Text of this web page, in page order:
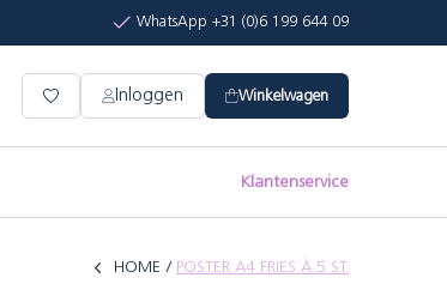
WhatsApp +31 (0)6 199 644 09
Inloggen Winkelwagen
Klantenservice
HOME POSTER A4 FRIES À 5 ST.